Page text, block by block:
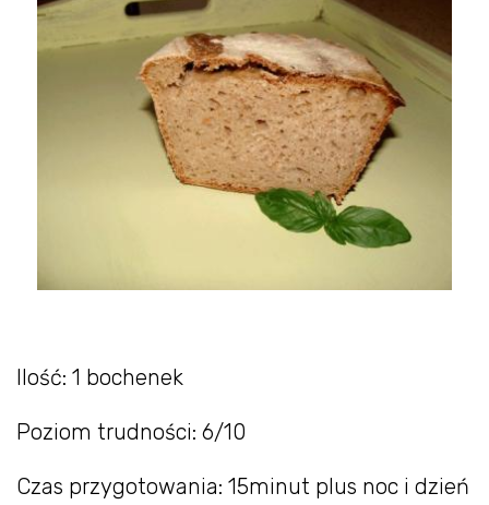
Ilość: 1 bochenek
Poziom trudności: 6/10
Czas przygotowania: 15minut plus noc i dzień